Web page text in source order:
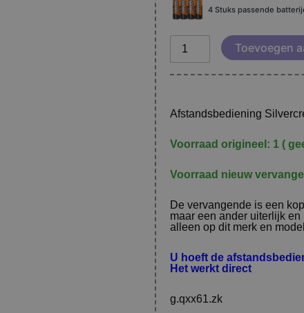
4 Stuks passende
Toevoegen
Afstandsbediening
Voorraad origineel: 1 (
Voorraad nieuw
De vervangende is een
maar een ander uiterlijk
alleen op dit merk en
U hoeft de
Het werkt direct
g.qxx61.zk